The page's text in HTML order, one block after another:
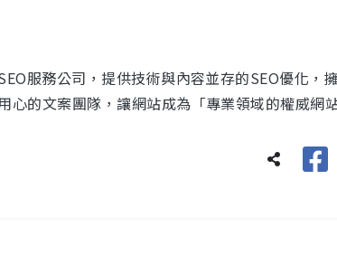
服務公司，提供技術與內容並存的SEO優化，
心的文案團隊，讓網站成為「專業領域的權威網